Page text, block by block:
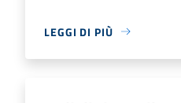
LEGGI DI PIÙ